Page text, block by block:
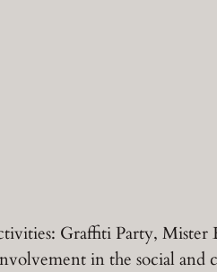
Graffiti Party,
in the social and